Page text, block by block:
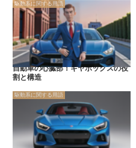
駆動系に関する用語
自動車の心臓部！ギヤボックスの役
割と構造
駆動系に関する用語